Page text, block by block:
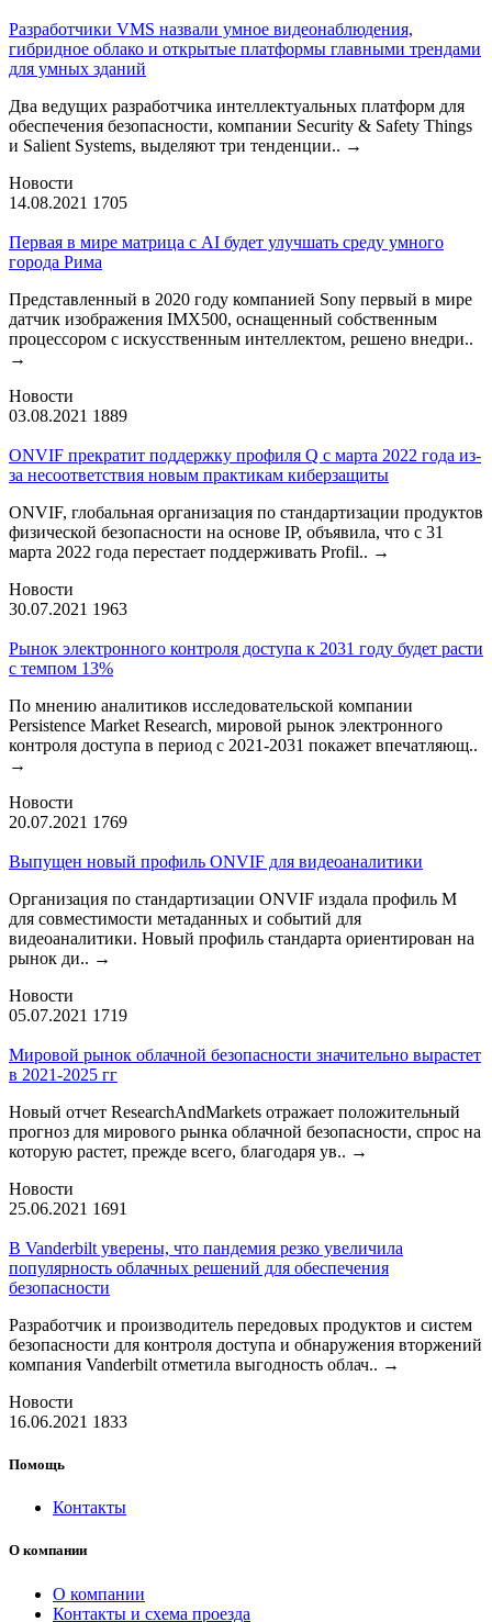
Разработчики VMS назвали умное видеонаблюдения,
гибридное облако и открытые платформы главными трендами
для умных зданий
Два ведущих разработчика интеллектуальных платформ для
обеспечения безопасности, компании Security & Safety Things
и Salient Systems, выделяют три тенденции.. →
Новости
14.08.2021 1705
Первая в мире матрица с AI будет улучшать среду умного
города Рима
Представленный в 2020 году компанией Sony первый в мире
датчик изображения IMX500, оснащенный собственным
процессором с искусственным интеллектом, решено внедри..
→
Новости
03.08.2021 1889
ONVIF прекратит поддержку профиля Q с марта 2022 года из-
за несоответствия новым практикам киберзащиты
ONVIF, глобальная организация по стандартизации продуктов
физической безопасности на основе IP, объявила, что с 31
марта 2022 года перестает поддерживать Profil.. →
Новости
30.07.2021 1963
Рынок электронного контроля доступа к 2031 году будет расти
с темпом 13%
По мнению аналитиков исследовательской компании
Persistence Market Research, мировой рынок электронного
контроля доступа в период с 2021-2031 покажет впечатляющ..
→
Новости
20.07.2021 1769
Выпущен новый профиль ONVIF для видеоаналитики
Организация по стандартизации ONVIF издала профиль М
для совместимости метаданных и событий для
видеоаналитики. Новый профиль стандарта ориентирован на
рынок ди.. →
Новости
05.07.2021 1719
Мировой рынок облачной безопасности значительно вырастет
в 2021-2025 гг
Новый отчет ResearchAndMarkets отражает положительный
прогноз для мирового рынка облачной безопасности, спрос на
которую растет, прежде всего, благодаря ув.. →
Новости
25.06.2021 1691
В Vanderbilt уверены, что пандемия резко увеличила
популярность облачных решений для обеспечения
безопасности
Разработчик и производитель передовых продуктов и систем
безопасности для контроля доступа и обнаружения вторжений
компания Vanderbilt отметила выгодность облач.. →
Новости
16.06.2021 1833
Помощь
Контакты
О компании
О компании
Контакты и схема проезда